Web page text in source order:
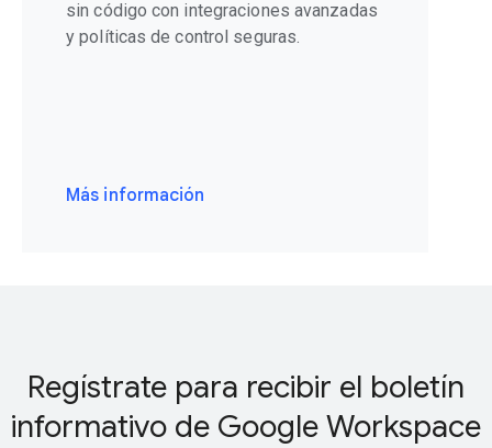
sin código con integraciones avanzadas
y políticas de control seguras.
Más información
Regístrate para recibir el boletín
informativo de Google Workspace